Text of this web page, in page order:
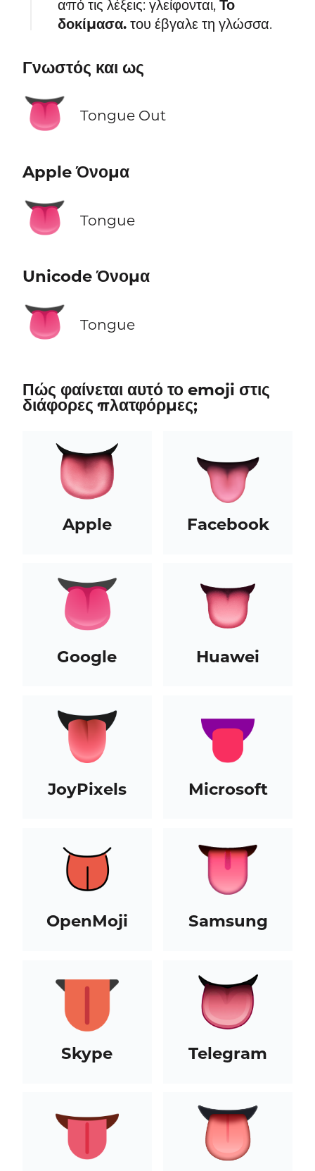
από τις λέξεις: γλείφονται,Το
δοκίμασα. του έβγαλε τη γλώσσα.
Γνωστός και ως
👅 Tongue Out
Apple Όνομα
👅 Tongue
Unicode Όνομα
👅 Tongue
Πώς φαίνεται αυτό το emoji στις
διάφορες πλατφόρμες;
Apple Facebook
Google Huawei
JoyPixels Microsoft
OpenMoji Samsung
Skype Telegram